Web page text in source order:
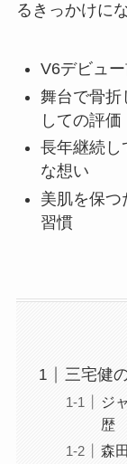
るきっかけに
V6デビュ
舞台で骨折
しての評価
長年継続し
な想い
美肌を保つ
習慣
三宅健
ジ
歴
森